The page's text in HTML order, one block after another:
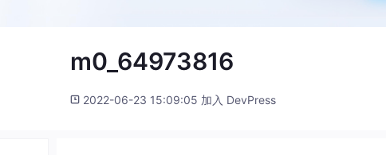
m0_64973816
2022-06-23 15:09:05 加入 DevPress